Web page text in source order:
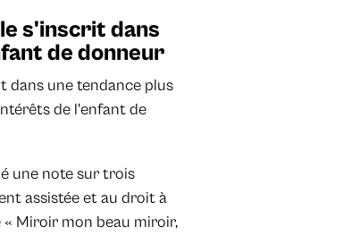
s'inscrit dans
de donneur
dans une tendance plus
de l'enfant de
une note sur trois
assistée et au droit à
Miroir mon beau miroir,